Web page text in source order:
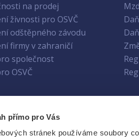
přímo pro Vás
stránek používáme soubory
na prodej
živnosti pro OSVČ
odštěpného závodu
firmy v zahraničí
společnost
OSVČ
. Přidejte se k 20 000+